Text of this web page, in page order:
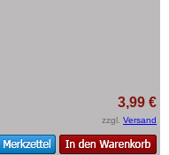
3,99 €
zzgl. Versand